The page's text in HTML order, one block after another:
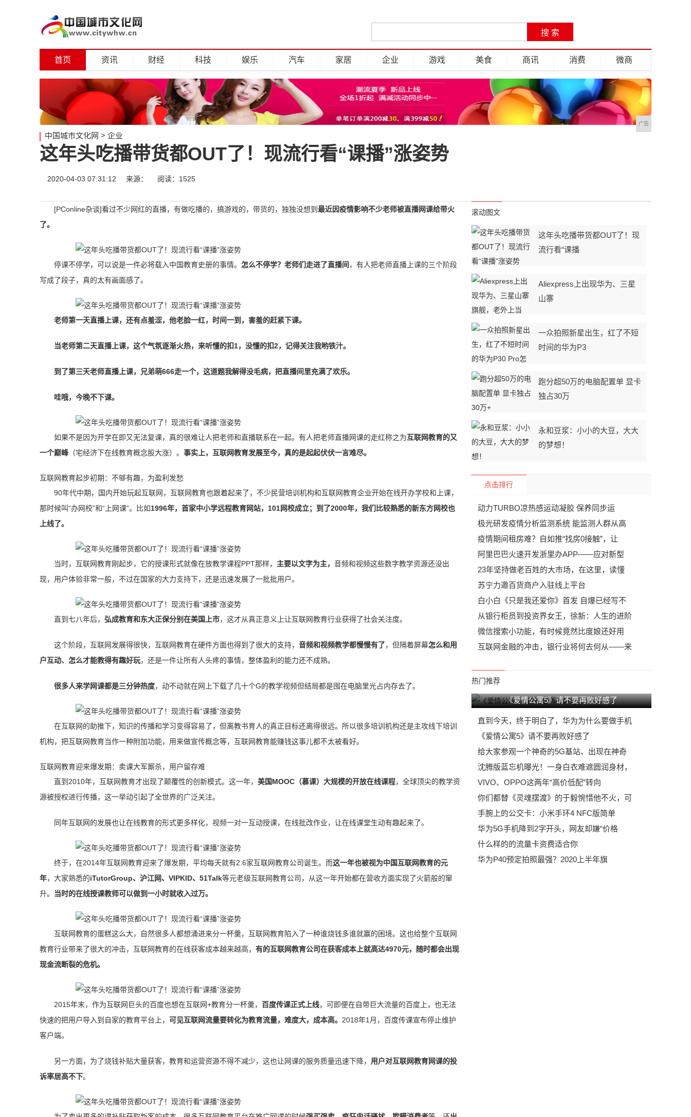
首页 资讯 财经 科技 娱乐 汽车 家居 企业 游戏 美食 商讯 消费 微商
广告
中国城市文化网 > 企业
这年头吃播带货都OUT了！现流行看“课播”涨姿势
2020-04-03 07:31:12 来源： 阅读：1525
[PConline杂谈]看过不少网红的直播，有做吃播的，搞游戏的，带货的，独独没想到 最近因疫情影响不少老师被直播网课给带火
了。
停课不停学，可以说是一件必将载入中国教育史册的事情。 怎么不停学？老师们走进了直播间 ，有人把老师直播上课的三个阶段
写成了段子，真的太有画面感了。
老师第一天直播上课，还有点羞涩，他老脸一红，时间一到，害羞的赶紧下课。
当老师第二天直播上课，这个气氛逐渐火热，来听懂的扣1，没懂的扣2，记得关注我哟铁汁。
到了第三天老师直播上课，兄弟萌666走一个，这道题我解得没毛病，把直播间里充满了欢乐。
哇哦，今晚不下课。
如果不是因为开学在即又无法复课，真的很难让人把老师和直播联系在一起。有人把老师直播网课的走红称之为互联网教育的又
一个巅峰 （宅经济下在线教育概念股大涨）。 事实上，互联网教育发展至今，真的是起起伏伏一言难尽。
互联网教育起步初期：不够有趣，为盈利发愁
90年代中期，国内开始玩起互联网，互联网教育也跟着起来了，不少民营培训机构和互联网教育企业开始在线开办学校和上课，
那时候叫“办网校”和“上网课”。比如1996年，首家中小学远程教育网站，101网校成立；到了2000年，我们比较熟悉的新东方网校也
上线了。
当时，互联网教育刚起步，它的授课形式就像在放教学课程PPT那样， 主要以文字为主， 音频和视频这些数字教学资源还没出
现，用户体验非常一般，不过在国家的大力支持下，还是迅速发展了一批批用户。
直到七八年后， 弘成教育和东大正保分别在美国上市，这才从真正意义上让互联网教育行业获得了社会关注度。
这个阶段，互联网发展得很快，互联网教育在硬件方面也得到了很大的支持， 音频和视频教学都慢慢有了，但隔着屏幕怎么和用
户互动、 怎么才能教得有趣好玩，还是一件让所有人头疼的事情，整体盈利的能力还不成熟。
很多人来学网课都是三分钟热度，动不动就在网上下载了几十个G的教学视频但结局都是囤在电脑里光占内存去了。
在互联网的助推下，知识的传播和学习变得容易了，但离教书育人的真正目标还离得很远。所以很多培训机构还是主攻线下培训
机构，把互联网教育当作一种附加功能，用来做宣传概念等，互联网教育能赚钱这事儿都不太被看好。
互联网教育迎来爆发期：卖课大军厮杀，用户留存难
直到2010年，互联网教育才出现了颠覆性的创新模式。这一年， 美国MOOC（慕课）大规模的开放在线课程，全球顶尖的教学资
源被授权进行传播，这一举动引起了全世界的广泛关注。
同年互联网的发展也让在线教育的形式更多样化，视频一对一互动授课，在线批改作业，让在线课堂生动有趣起来了。
终于，在2014年互联网教育迎来了爆发期，平均每天就有2.6家互联网教育公司诞生。而这一年也被视为中国互联网教育的元
年，大家熟悉的iTutorGroup、沪江网、VIPKID、51Talk等元老级互联网教育公司，从这一年开始都在营收方面实现了火箭般的窜
升。
当时的在线授课教师可以做到一小时就收入过万。
互联网教育的蛋糕这么大，自然很多人都想涌进来分一杯羹，互联网教育陷入了一种谁烧钱多谁就赢的困境。这也给整个互联网
教育行业带来了很大的冲击，互联网教育的在线获客成本越来越高， 有的互联网教育公司在获客成本上就高达4970元，随时都会出现
现金流断裂的危机。
2015年末，作为互联网巨头的百度也想在互联网+教育分一杯羹， 百度传课正式上线，可即便在自带巨大流量的百度上，也无法
快速的把用户导入到自家的教育平台上， 可见互联网流量要转化为教育流量，难度大，成本高。 2018年1月，百度传课宣布停止维护
客户端。
另一方面，为了烧钱补贴大量获客，教育和运营资源不得不减少，这也让网课的服务质量迅速下降， 用户对互联网教育网课的投
诉率居高不下。
滚动图文
这年头吃播带货都OUT了！现
流行看“课播
Aliexpress上出现华为、三星
山寨
一众拍照新星出生，红了不短
时间的华为P3
跑分超50万的电脑配置单 显卡
独占30万
永和豆浆：小小的大豆，大大
的梦想！
点击排行
动力TURBO凉热感运动凝胶 保养同步运
极光研发疫情分析监测系统 能监测人群从高
疫情期间租房难？自如推“找房0接触”，让
阿里巴巴火速开发浙里办APP——应对新型
23年坚持做老百姓的大市场，在这里，读懂
苏宁力邀百货商户入驻线上平台
白小白《只是我还爱你》首发 自爆已经写不
从银行柜员到投资界女王，徐新：人生的进阶
微信搜索小功能，有时候竟然比度娘还好用
互联网金融的冲击，银行业将何去何从——来
热门推荐
《爱情公寓5》请不要再败好感了
直到今天，终于明白了，华为为什么要做手机
《爱情公寓5》请不要再败好感了
给大家参观一个神奇的5G基站、出现在神奇
沈腾版蓝忘机曝光！一身白衣难遮圆润身材，
VIVO、OPPO这两年“高价低配”转向
你们都替《灵魂摆渡》的于毅惋惜他不火，可
手腕上的公交卡：小米手环4 NFC版简单
华为5G手机降到2字开头，网友却嫌“价格
什么样的的流量卡资费适合你
华为P40预定拍照最强？2020上半年旗